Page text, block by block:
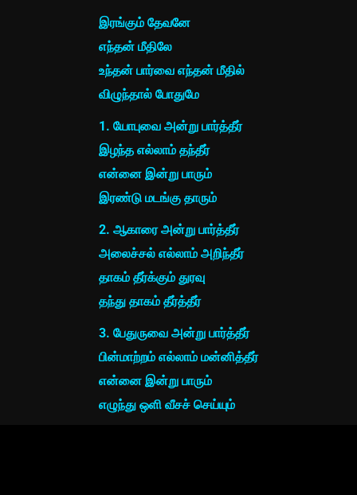
இரங்கும் தேவனே
எந்தன் மீதிலே
உந்தன் பார்வை எந்தன் மீதில்
விழுந்தால் போதுமே
1. யோபுவை அன்று பார்த்தீர்
இழந்த எல்லாம் தந்தீர்
என்னை இன்று பாரும்
இரண்டு மடங்கு தாரும்
2. ஆகாரை அன்று பார்த்தீர்
அலைச்சல் எல்லாம் அறிந்தீர்
தாகம் தீர்க்கும் துரவு
தந்து தாகம் தீர்த்தீர்
3. பேதுருவை அன்று பார்த்தீர்
பின்மாற்றம் எல்லாம் மன்னித்தீர்
என்னை இன்று பாரும்
எழுந்து ஒளி வீசச் செய்யும்